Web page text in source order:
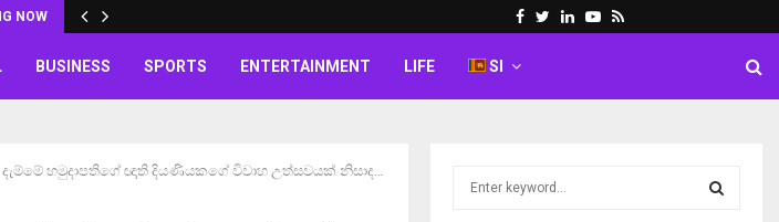
NOW Facebook
Twitter
LinkedinYoutube
Rss
BUSINESS SPORTS ENTERTAINMENT LIFE SI
හමුදාපතිගේ ඥාති දියණියකගේ විවාහ උත්සවයක් නිසාද…